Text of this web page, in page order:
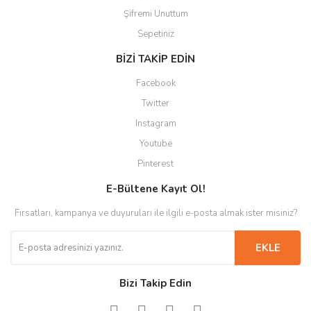
Şifremi Unuttum
Sepetiniz
BİZİ TAKİP EDİN
Facebook
Twitter
Instagram
Youtube
Pinterest
E-Bültene Kayıt Ol!
Fırsatları, kampanya ve duyuruları ile ilgili e-posta almak ister misiniz?
EKLE
Bizi Takip Edin